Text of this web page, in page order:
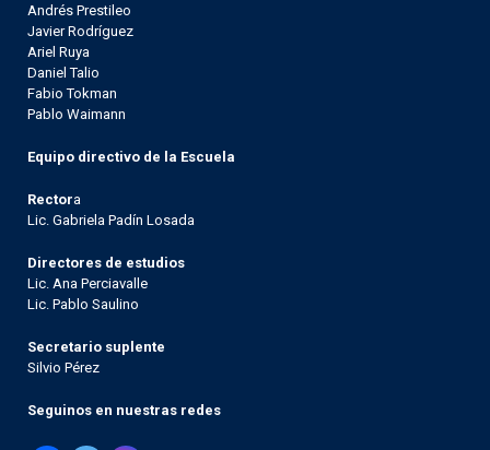
Andrés Prestileo
Javier Rodríguez
Ariel Ruya
Daniel Talio
Fabio Tokman
Pablo Waimann
Equipo directivo de la Escuela
Rectora
Lic. Gabriela Padín Losada
Directores de estudios
Lic. Ana Perciavalle
Lic. Pablo Saulino
Secretario suplente
Silvio Pérez
Seguinos en nuestras redes